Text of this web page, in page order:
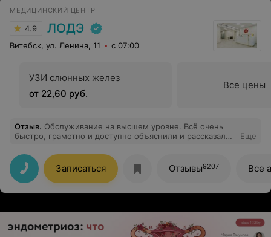
МЕДИЦИНСКИЙ ЦЕНТР
4.9 ЛОДЭ
Витебск, ул. Ленина, 11 с 07:00
УЗИ слюнных желез
от 22,60 руб.
Все цены
Отзыв. Обслуживание на высшем уровне. Всё очень
быстро, грамотно и доступно объяснили и рассказали.
профессионализм, внимательное отношение, чуткость
врачу- эндоскописту Ирине Николаевне, медсестрам.
От души огромное спасибо))
Еще
Записаться Отзывы9207 Все